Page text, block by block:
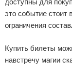
это событие стоит
ограничения
Купить билеты
навстречу магии